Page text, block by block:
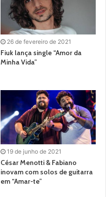
26 de fevereiro de 2021
Fiuk lança single “Amor da
Minha Vida”
19 de junho de 2021
César Menotti & Fabiano
inovam com solos de guitarra
em “Amar-te”